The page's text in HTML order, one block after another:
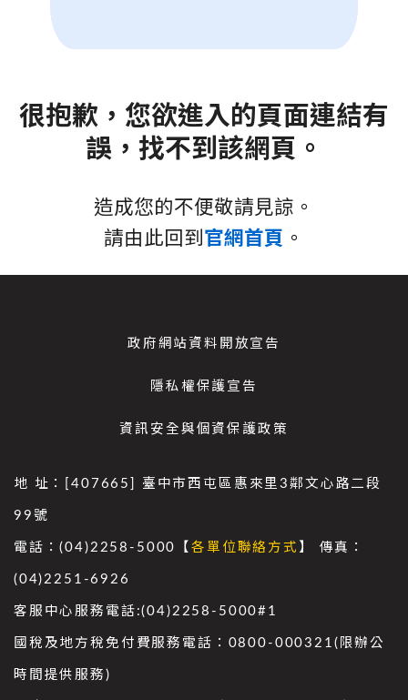
很抱歉，您欲進入的頁面連結有
誤，找不到該網頁。
造成您的不便敬請見諒。
請由此回到官網首頁 。
政府網站資料開放宣告
隱私權保護宣告
資訊安全與個資保護政策
地 址：[407665] 臺中市西屯區惠來里3鄰文心路二段
99號
電話：(04)2258-5000【各單位聯絡方式 】 傳真：
(04)2251-6926
客服中心服務電話:(04)2258-5000#1
國稅及地方稅免付費服務電話：0800-000321(限辦公
時間提供服務)